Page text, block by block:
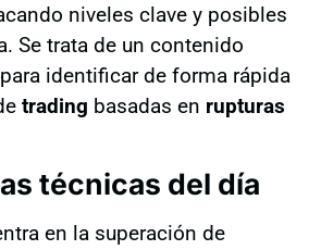
niveles clave y posibles
Se trata de un contenido
identificar de forma rápida
trading basadas en rupturas
técnicas del día
en la superación de